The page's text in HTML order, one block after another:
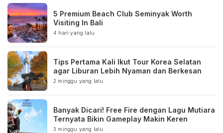
5 Premium Beach Club Seminyak Worth
Visiting In Bali
4 hari yang lalu
Tips Pertama Kali Ikut Tour Korea Selatan
agar Liburan Lebih Nyaman dan Berkesan
2 minggu yang lalu
Banyak Dicari! Free Fire dengan Lagu Mutiara
Ternyata Bikin Gameplay Makin Keren
3 minggu yang lalu